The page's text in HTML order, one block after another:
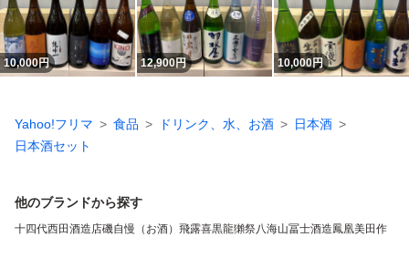
10,000円 12,900円 10,000円
Yahoo!フリマ 食品 ドリンク、水、お酒
日本酒
日本酒セット
他のブランドから探す
十四代西田酒造店磯自慢（お酒） 飛露喜黒龍獺祭八海山冨士酒造鳳凰美田作